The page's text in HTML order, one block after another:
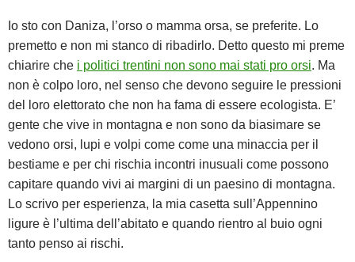
Io sto con Daniza, l’orso o mamma orsa, se preferite. Lo
premetto e non mi stanco di ribadirlo. Detto questo mi preme
chiarire che i politici trentini non sono mai stati pro orsi. Ma
non è colpo loro, nel senso che devono seguire le pressioni
del loro elettorato che non ha fama di essere ecologista. E’
gente che vive in montagna e non sono da biasimare se
vedono orsi, lupi e volpi come come una minaccia per il
bestiame e per chi rischia incontri inusuali come possono
capitare quando vivi ai margini di un paesino di montagna.
Lo scrivo per esperienza, la mia casetta sull’Appennino
ligure è l’ultima dell’abitato e quando rientro al buio ogni
tanto penso ai rischi.